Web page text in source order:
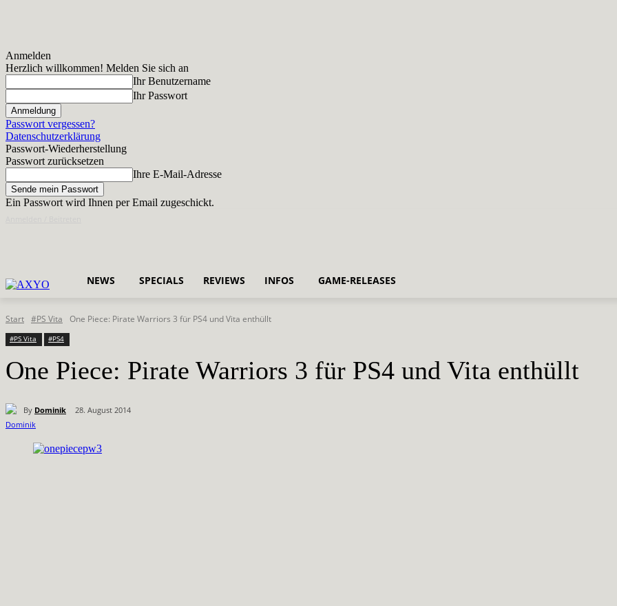
Anmelden
Herzlich willkommen! Melden Sie sich an
Ihr Benutzername
Ihr Passwort
Passwort vergessen?
Datenschutzerklärung
Passwort-Wiederherstellung
Passwort zurücksetzen
Ihre E-Mail-Adresse
Ein Passwort wird Ihnen per Email zugeschickt.
NEWS SPECIALS REVIEWS INFOS GAME-RELEASES
Start #PS Vita One Piece: Pirate Warriors 3 für PS4 und Vita enthüllt
#PS Vita #PS4
One Piece: Pirate Warriors 3 für PS4 und Vita enthüllt
By Dominik 28. August 2014